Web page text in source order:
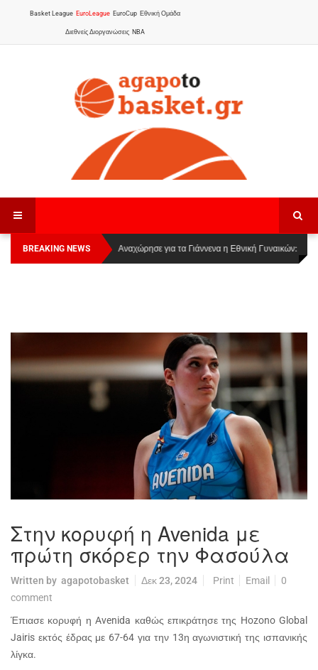
Basket League EuroLeague EuroCup Εθνική Ομάδα
Διεθνείς Διοργανώσεις NBA
BREAKING NEWS
Οι Πάνθηρες Καβάλας στην Women Basketball
League 1
Αναχώρησε για τα Γιάννενα η Εθνική Γυναικών:
Στην κορυφή η Avenida με
πρώτη σκόρερ την Φασούλα
Written by agapotobasket Δεκ 23, 2024 Print Email
0
comment
Έπιασε κορυφή η Avenida καθώς επικράτησε της Hozono Global
Jairis εκτός έδρας με 67-64 για την 13η αγωνιστική της ισπανικής
λίγκα.